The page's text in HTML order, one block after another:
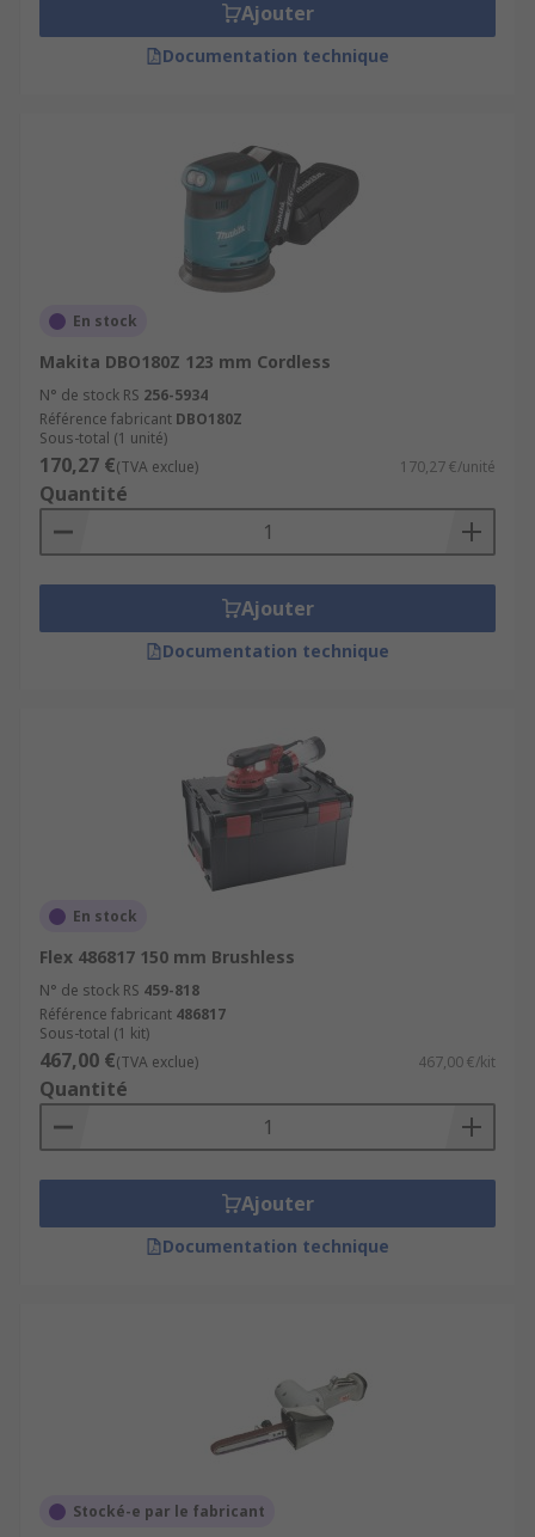
Ajouter
Documentation technique
En stock
Makita DBO180Z 123 mm Cordless
N° de stock RS 256-5934
Référence fabricant DBO180Z
Sous-total (1 unité)
170,27 €(TVA exclue) 170,27 €/unité
Quantité
Ajouter
Documentation technique
En stock
Flex 486817 150 mm Brushless
N° de stock RS 459-818
Référence fabricant 486817
Sous-total (1 kit)
467,00 €(TVA exclue) 467,00 €/kit
Quantité
Ajouter
Documentation technique
Stocké-e par le fabricant